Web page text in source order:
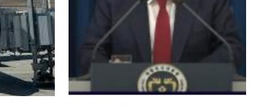
da 5000 euro a disposizione nei due anni di
per l’Anno Accademico 2025/2026 sono
informazioni: master.giornalismo@iulm.it